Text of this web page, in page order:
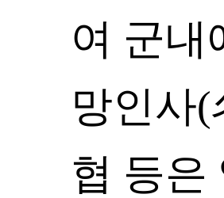
여 군내
망인사
협 등은